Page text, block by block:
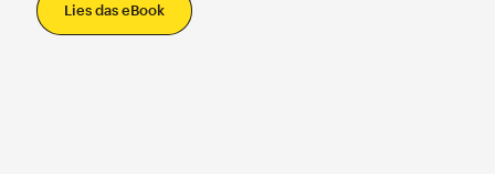
Lies das eBook